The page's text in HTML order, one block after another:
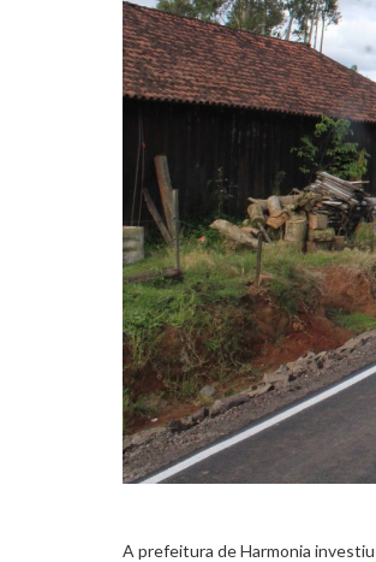
A prefeitura de Harmonia